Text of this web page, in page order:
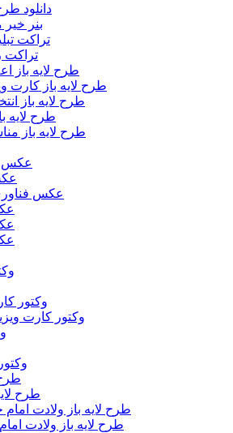
دانلود
بنر
تراکت
تراکت
طرح لایه باز
طرح لایه باز کارت
طرح لایه باز
طرح لایه
طرح لایه باز
عکس
عکس
وکتور
وکتور کارت
طرح
طرح لایه باز ولادت
طرح لایه باز ولادت